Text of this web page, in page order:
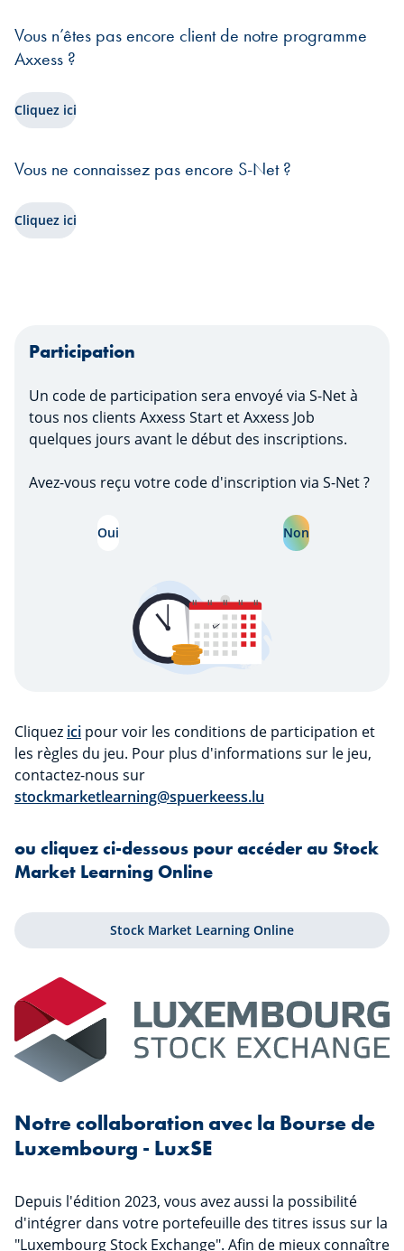
Vous n’êtes pas encore client de notre programme
Axxess ?
Cliquez ici
Vous ne connaissez pas encore S-Net ?
Cliquez ici
Participation
Un code de participation sera envoyé via S-Net à
tous nos clients Axxess Start et Axxess Job
quelques jours avant le début des inscriptions.
Avez-vous reçu votre code d'inscription via S-Net ?
Oui Non
Cliquez ici pour voir les conditions de participation et
les règles du jeu. Pour plus d'informations sur le jeu,
contactez-nous sur
stockmarketlearning@spuerkeess.lu
ou cliquez ci-dessous pour accéder au Stock
Market Learning Online
Stock Market Learning Online
Notre collaboration avec la Bourse de
Luxembourg - LuxSE
Depuis l'édition 2023, vous avez aussi la possibilité
d'intégrer dans votre portefeuille des titres issus sur la
"Luxembourg Stock Exchange". Afin de mieux connaître